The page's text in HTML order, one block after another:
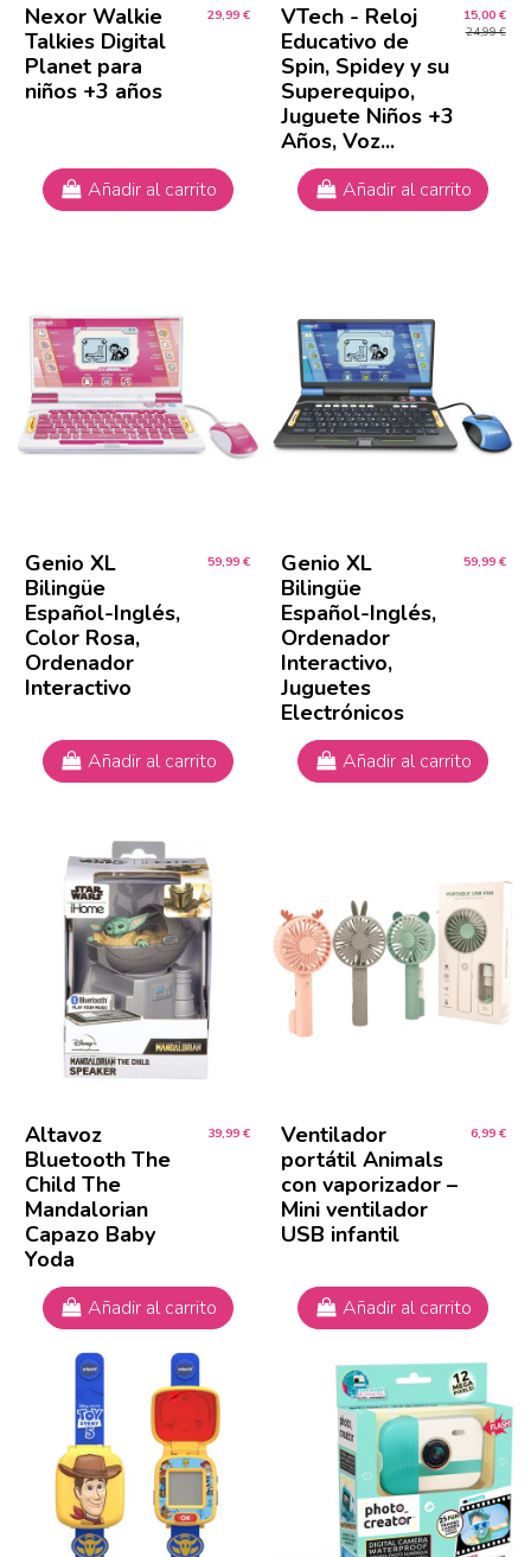
Nexor Walkie
Talkies Digital
Planet para
niños +3 años
29,99 €
Añadir al carrito
VTech - Reloj
Educativo de
Spin, Spidey y su
Superequipo,
Juguete Niños +3
Años, Voz...
15,00 €
24,99 €
Añadir al carrito
Genio XL
Bilingüe
Español-Inglés,
Color Rosa,
Ordenador
Interactivo
59,99 €
Añadir al carrito
Genio XL
Bilingüe
Español-Inglés,
Ordenador
Interactivo,
Juguetes
Electrónicos
59,99 €
Añadir al carrito
Altavoz
Bluetooth The
Child The
Mandalorian
Capazo Baby
Yoda
39,99 €
Añadir al carrito
Ventilador
portátil Animals
con vaporizador –
Mini ventilador
USB infantil
6,99 €
Añadir al carrito